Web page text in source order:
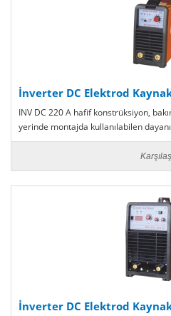
İnverter DC Elektrod
INV DC 220 A hafif konstrüksiyon,
yerinde montajda kullanılabilen
İnverter DC Elektrod